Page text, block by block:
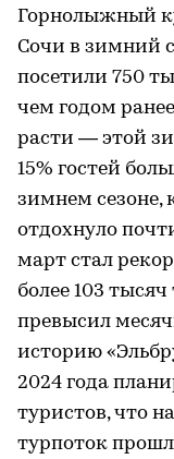
Горнолыжный
Сочи в зимний
посетили 750
чем годом
расти — этой
15% гостей
зимнем сезоне,
отдохнуло
март стал
более 103
превысил
историю
2024 года
туристов, что
турпоток